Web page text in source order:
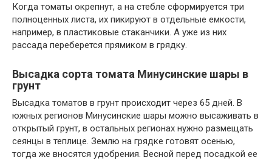
Когда томаты окрепнут, а на стебле сформируется три
полноценных листа, их пикируют в отдельные емкости,
например, в пластиковые стаканчики. А уже из них
рассада переберется прямиком в грядку.
Высадка сорта томата Минусинские шары в
грунт
Высадка томатов в грунт происходит через 65 дней. В
южных регионов Минусинские шары можно высаживать в
открытый грунт, в остальных регионах нужно размещать
сеянцы в теплице. Землю на грядке готовят осенью,
тогда же вносятся удобрения. Весной перед посадкой ее